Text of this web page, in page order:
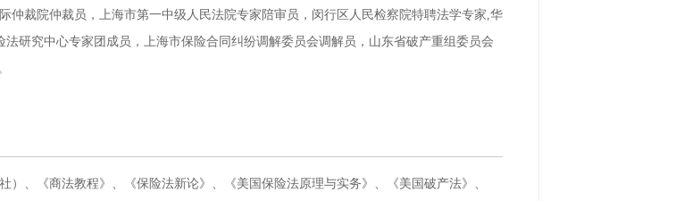
裁院仲裁员，上海市第一中级人民法院专家陪审员，闵行区人民检察院特聘法学专家,华
研究中心专家团成员，上海市保险合同纠纷调解委员会调解员，山东省破产重组委员会
、《商法教程》、《保险法新论》、《美国保险法原理与实务》、《美国破产法》、